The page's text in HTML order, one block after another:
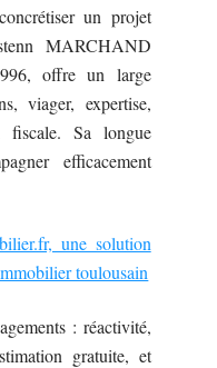
un projet
MARCHAND
offre un large
viager, expertise,
fiscale. Sa longue
efficacement
une solution
toulousain
: réactivité,
gratuite, et